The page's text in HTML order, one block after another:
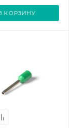
КОРЗИНУ